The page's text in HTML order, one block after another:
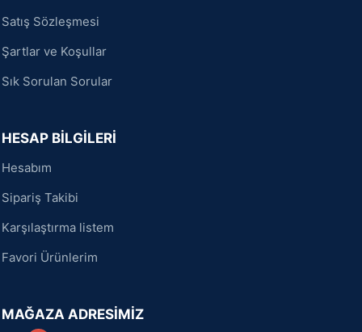
Satış Sözleşmesi
Şartlar ve Koşullar
Sık Sorulan Sorular
HESAP BİLGİLERİ
Hesabım
Sipariş Takibi
Karşılaştırma listem
Favori Ürünlerim
MAĞAZA ADRESİMİZ